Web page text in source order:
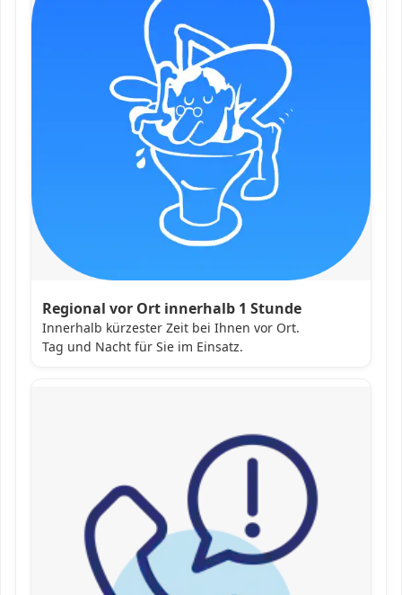
Regional vor Ort innerhalb 1 Stunde
Innerhalb kürzester Zeit bei Ihnen vor Ort.
Tag und Nacht für Sie im Einsatz.